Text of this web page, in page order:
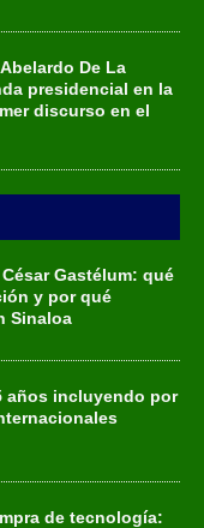
De La
presidencial en la
discurso en el
Gastélum: qué
y por qué
Sinaloa
años incluyendo por
de tecnología: